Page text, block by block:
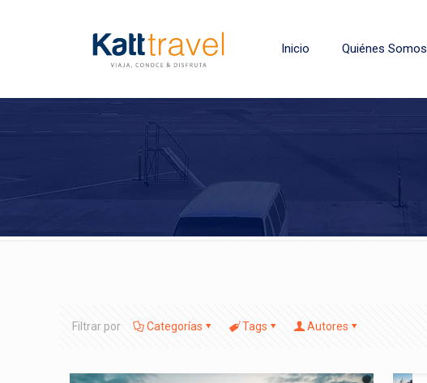
Inicio Quiénes Somos
Filtrar por Categorías Tags Autores